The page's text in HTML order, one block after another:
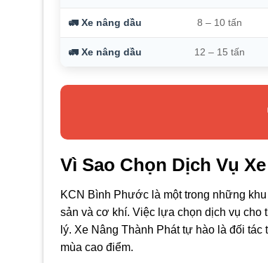
🚛 Xe nâng dầu 8 – 10 tấn
🚛 Xe nâng dầu 12 – 15 tấn
Vì Sao Chọn Dịch Vụ
KCN Bình Phước là một trong những
sản và cơ khí. Việc lựa chọn dịch vụ cho
lý. Xe Nâng Thành Phát tự hào là đối
mùa cao điểm.